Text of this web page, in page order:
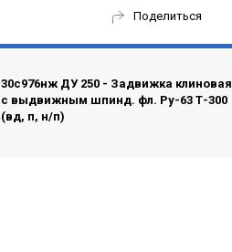
Поделиться
30с976нж ДУ 250 - Задвижка клиновая
с выдвижным шпинд. фл. Ру-63 Т-300
(вд, п, н/п)